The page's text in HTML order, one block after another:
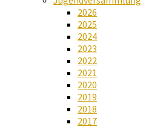
2026
2025
2024
2023
2022
2021
2020
2019
2018
2017